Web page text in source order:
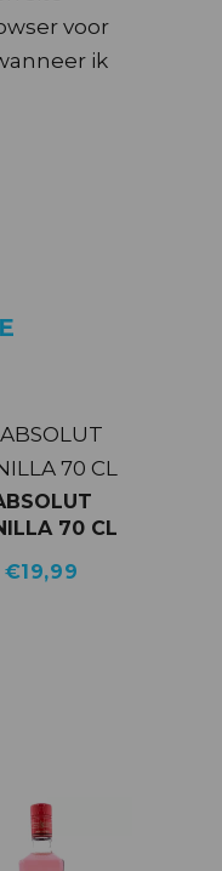
voor
ik
70 CL
€19,99